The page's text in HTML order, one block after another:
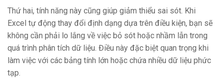
Thứ hai, tính năng này cũng giúp giảm thiểu sai sót. Khi
Excel tự động thay đổi định dạng dựa trên điều kiện, bạn sẽ
không cần phải lo lắng về việc bỏ sót hoặc nhầm lẫn trong
quá trình phân tích dữ liệu. Điều này đặc biệt quan trọng khi
làm việc với các bảng tính lớn hoặc chứa nhiều dữ liệu phức
tạp.